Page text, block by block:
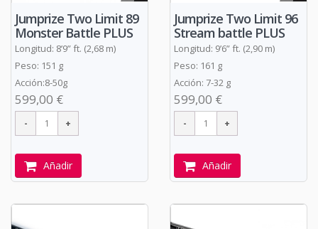
Jumprize Two Limit 89
Monster Battle PLUS
Longitud: 8’9” ft. (2,68 m)
Peso: 151 g
Acción:8-50g
599,00 €
Añadir
Jumprize Two Limit 96
Stream battle PLUS
Longitud: 9’6” ft. (2,90 m)
Peso: 161 g
Acción: 7-32 g
599,00 €
Añadir